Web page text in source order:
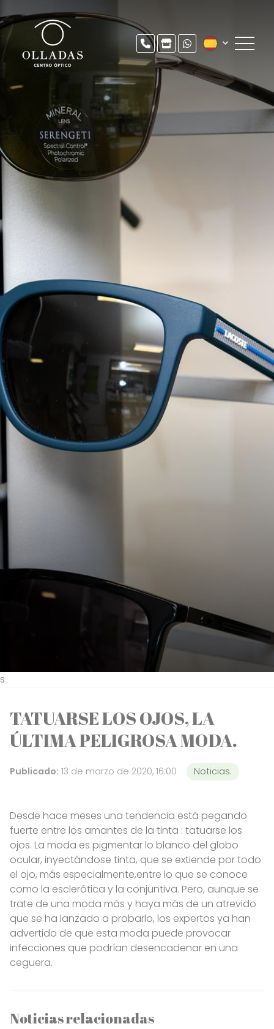
s
TATUARSE LOS OJOS, LA
ÚLTIMA PELIGROSA MODA.
Publicado: 13 de marzo de 2020, 16:00 Noticias.
Desde hace meses una tendencia está pegando
fuerte entre los amantes de la tinta : tatuarse los
ojos. La moda es pigmentar lo blanco del globo
ocular, inyectándose tinta, que se extiende por todo
el ojo, más especialmente,entre lo que se conoce
como la esclerótica y la conjuntiva. Pero, aunque se
trate de una moda más y haya más de un atrevido
que se ha lanzado a probarlo, los expertos ya han
advertido de que esta moda puede provocar
infecciones que podrían desencadenar en una
ceguera.
Noticias relacionadas